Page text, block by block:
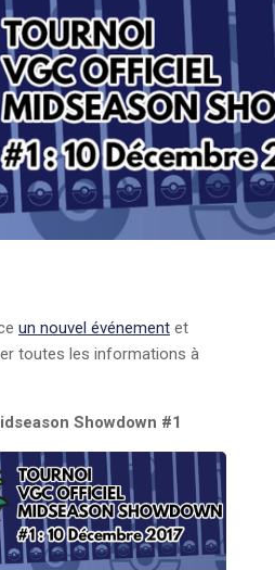
un nouvel événement et
toutes les informations à
Showdown #1